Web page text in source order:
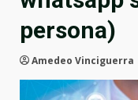
persona)
Amedeo Vinciguerra